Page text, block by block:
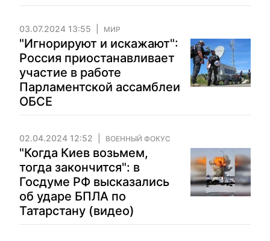
03.07.2024 13:55 МИР
"Игнорируют и искажают":
Россия приостанавливает
участие в работе
Парламентской ассамблеи
ОБСЕ
02.04.2024 12:52 ВОЕННЫЙ ФОКУС
"Когда Киев возьмем,
тогда закончится": в
Госдуме РФ высказались
об ударе БПЛА по
Татарстану (видео)